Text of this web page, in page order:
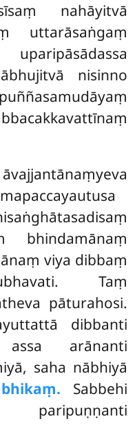
nahāyitvā
uttarāsaṅgaṃ
nisinno
bhindamānaṃ
viya dibbaṃ
Taṃ
pāturahosi.
dibbanti
arānanti
saha nābhiyā
Sabbehi